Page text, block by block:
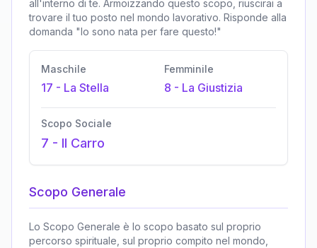
all'interno di te. Armoizzando questo scopo, riuscirai a
trovare il tuo posto nel mondo lavorativo. Risponde alla
domanda "Io sono nata per fare questo!"
Maschile
17 - La Stella
Femminile
8 - La Giustizia
Scopo Sociale
7 - Il Carro
Scopo Generale
Lo Scopo Generale è lo scopo basato sul proprio
percorso spirituale, sul proprio compito nel mondo,